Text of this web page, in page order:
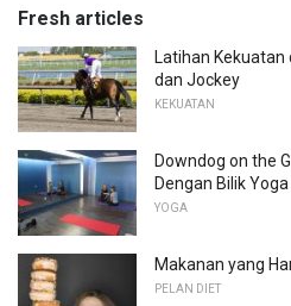
Fresh articles
Latihan
dan Jockey
KEKUATAN
Downdog on the
Dengan Bilik Yoga
YOGA
Makanan yang
PELAN DIET